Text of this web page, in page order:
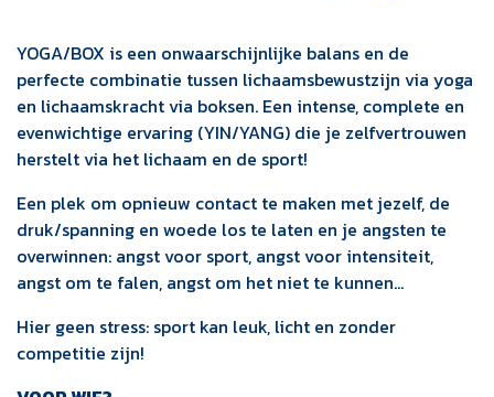
YOGA/BOX is een onwaarschijnlijke balans en de
perfecte combinatie tussen lichaamsbewustzijn via yoga
en lichaamskracht via boksen. Een intense, complete en
evenwichtige ervaring (YIN/YANG) die je zelfvertrouwen
herstelt via het lichaam en de sport!
Een plek om opnieuw contact te maken met jezelf, de
druk/spanning en woede los te laten en je angsten te
overwinnen: angst voor sport, angst voor intensiteit,
angst om te falen, angst om het niet te kunnen...
Hier geen stress: sport kan leuk, licht en zonder
competitie zijn!